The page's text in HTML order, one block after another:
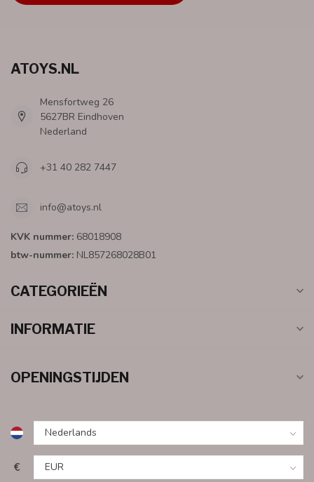
ATOYS.NL
Mensfortweg 26
5627BR Eindhoven
Nederland
+31 40 282 7447
info@atoys.nl
KVK nummer: 68018908
btw-nummer: NL857268028B01
CATEGORIEËN
INFORMATIE
OPENINGSTIJDEN
€